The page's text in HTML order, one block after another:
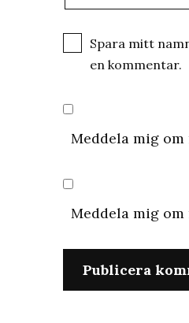
Spara mitt
en kommentar.
Meddela mig
Meddela mig